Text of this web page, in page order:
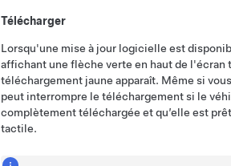
Télécharger
Lorsqu'une mise à jour logicielle est
affichant une flèche verte en haut de
téléchargement jaune apparaît. Même si
peut interrompre le téléchargement si le
complètement téléchargée et qu’elle est
tactile.